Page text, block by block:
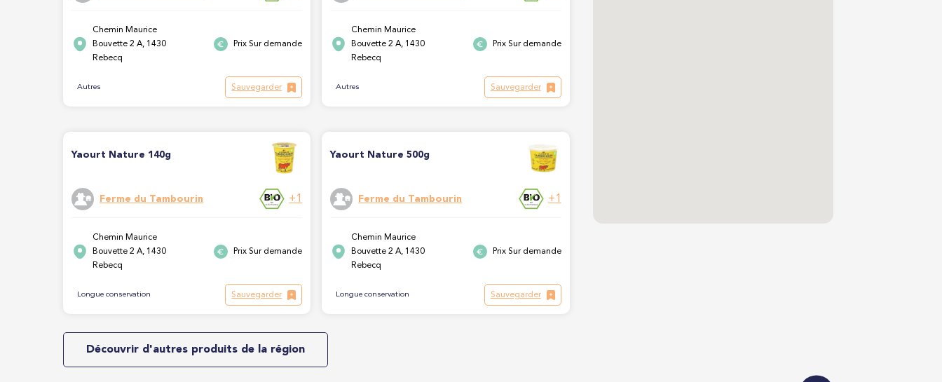
Chemin Maurice
Bouvette 2 A, 1430
Rebecq
Prix Sur demande
Autres Sauvegarder
Chemin Maurice
Bouvette 2 A, 1430
Rebecq
Prix Sur demande
Autres Sauvegarder
Yaourt Nature 140g
Ferme du Tambourin +1
Chemin Maurice
Bouvette 2 A, 1430
Rebecq
Prix Sur demande
Longue conservation Sauvegarder
Yaourt Nature 500g
Ferme du Tambourin +1
Chemin Maurice
Bouvette 2 A, 1430
Rebecq
Prix Sur demande
Longue conservation Sauvegarder
Découvrir d'autres produits de la région